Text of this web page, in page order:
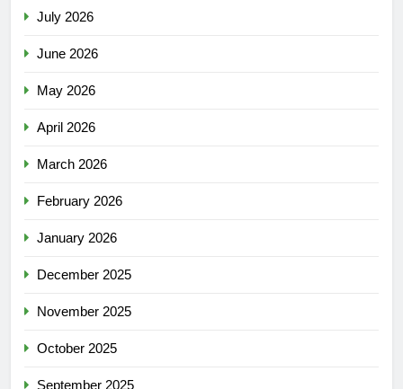
July 2026
June 2026
May 2026
April 2026
March 2026
February 2026
January 2026
December 2025
November 2025
October 2025
September 2025